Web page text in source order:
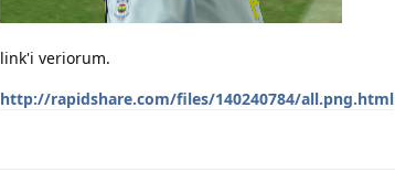
link'i veriorum.
http://rapidshare.com/files/140240784/all.png.html